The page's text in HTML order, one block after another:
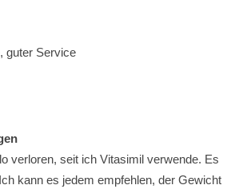
guter Service
verloren, seit ich Vitasimil verwende. Es
kann es jedem empfehlen, der Gewicht